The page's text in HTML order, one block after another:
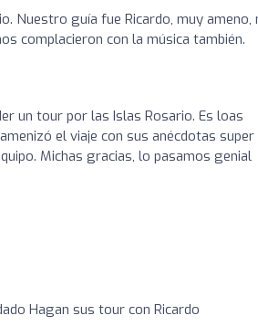
Nuestro guía fue Ricardo, muy ameno,
complacieron con la música también.
un tour por las Islas Rosario. Es loas
el viaje con sus anécdotas super
Michas gracias, lo pasamos genial
Hagan sus tour con Ricardo